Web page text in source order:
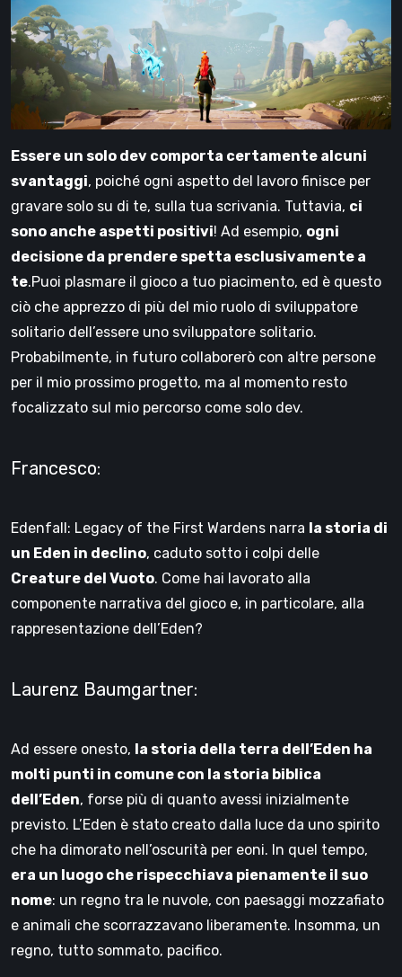
Essere un solo dev comporta certamente alcuni
svantaggi, poiché ogni aspetto del lavoro finisce per
gravare solo su di te, sulla tua scrivania. Tuttavia, ci
sono anche aspetti positivi! Ad esempio, ogni
decisione da prendere spetta esclusivamente a
te.Puoi plasmare il gioco a tuo piacimento, ed è questo
ciò che apprezzo di più del mio ruolo di sviluppatore
solitario dell’essere uno sviluppatore solitario.
Probabilmente, in futuro collaborerò con altre persone
per il mio prossimo progetto, ma al momento resto
focalizzato sul mio percorso come solo dev.
Francesco:
Edenfall: Legacy of the First Wardens narra la storia di
un Eden in declino, caduto sotto i colpi delle
Creature del Vuoto. Come hai lavorato alla
componente narrativa del gioco e, in particolare, alla
rappresentazione dell’Eden?
Laurenz Baumgartner:
Ad essere onesto, la storia della terra dell’Eden ha
molti punti in comune con la storia biblica
dell’Eden, forse più di quanto avessi inizialmente
previsto. L’Eden è stato creato dalla luce da uno spirito
che ha dimorato nell’oscurità per eoni. In quel tempo,
era un luogo che rispecchiava pienamente il suo
nome: un regno tra le nuvole, con paesaggi mozzafiato
e animali che scorrazzavano liberamente. Insomma, un
regno, tutto sommato, pacifico.